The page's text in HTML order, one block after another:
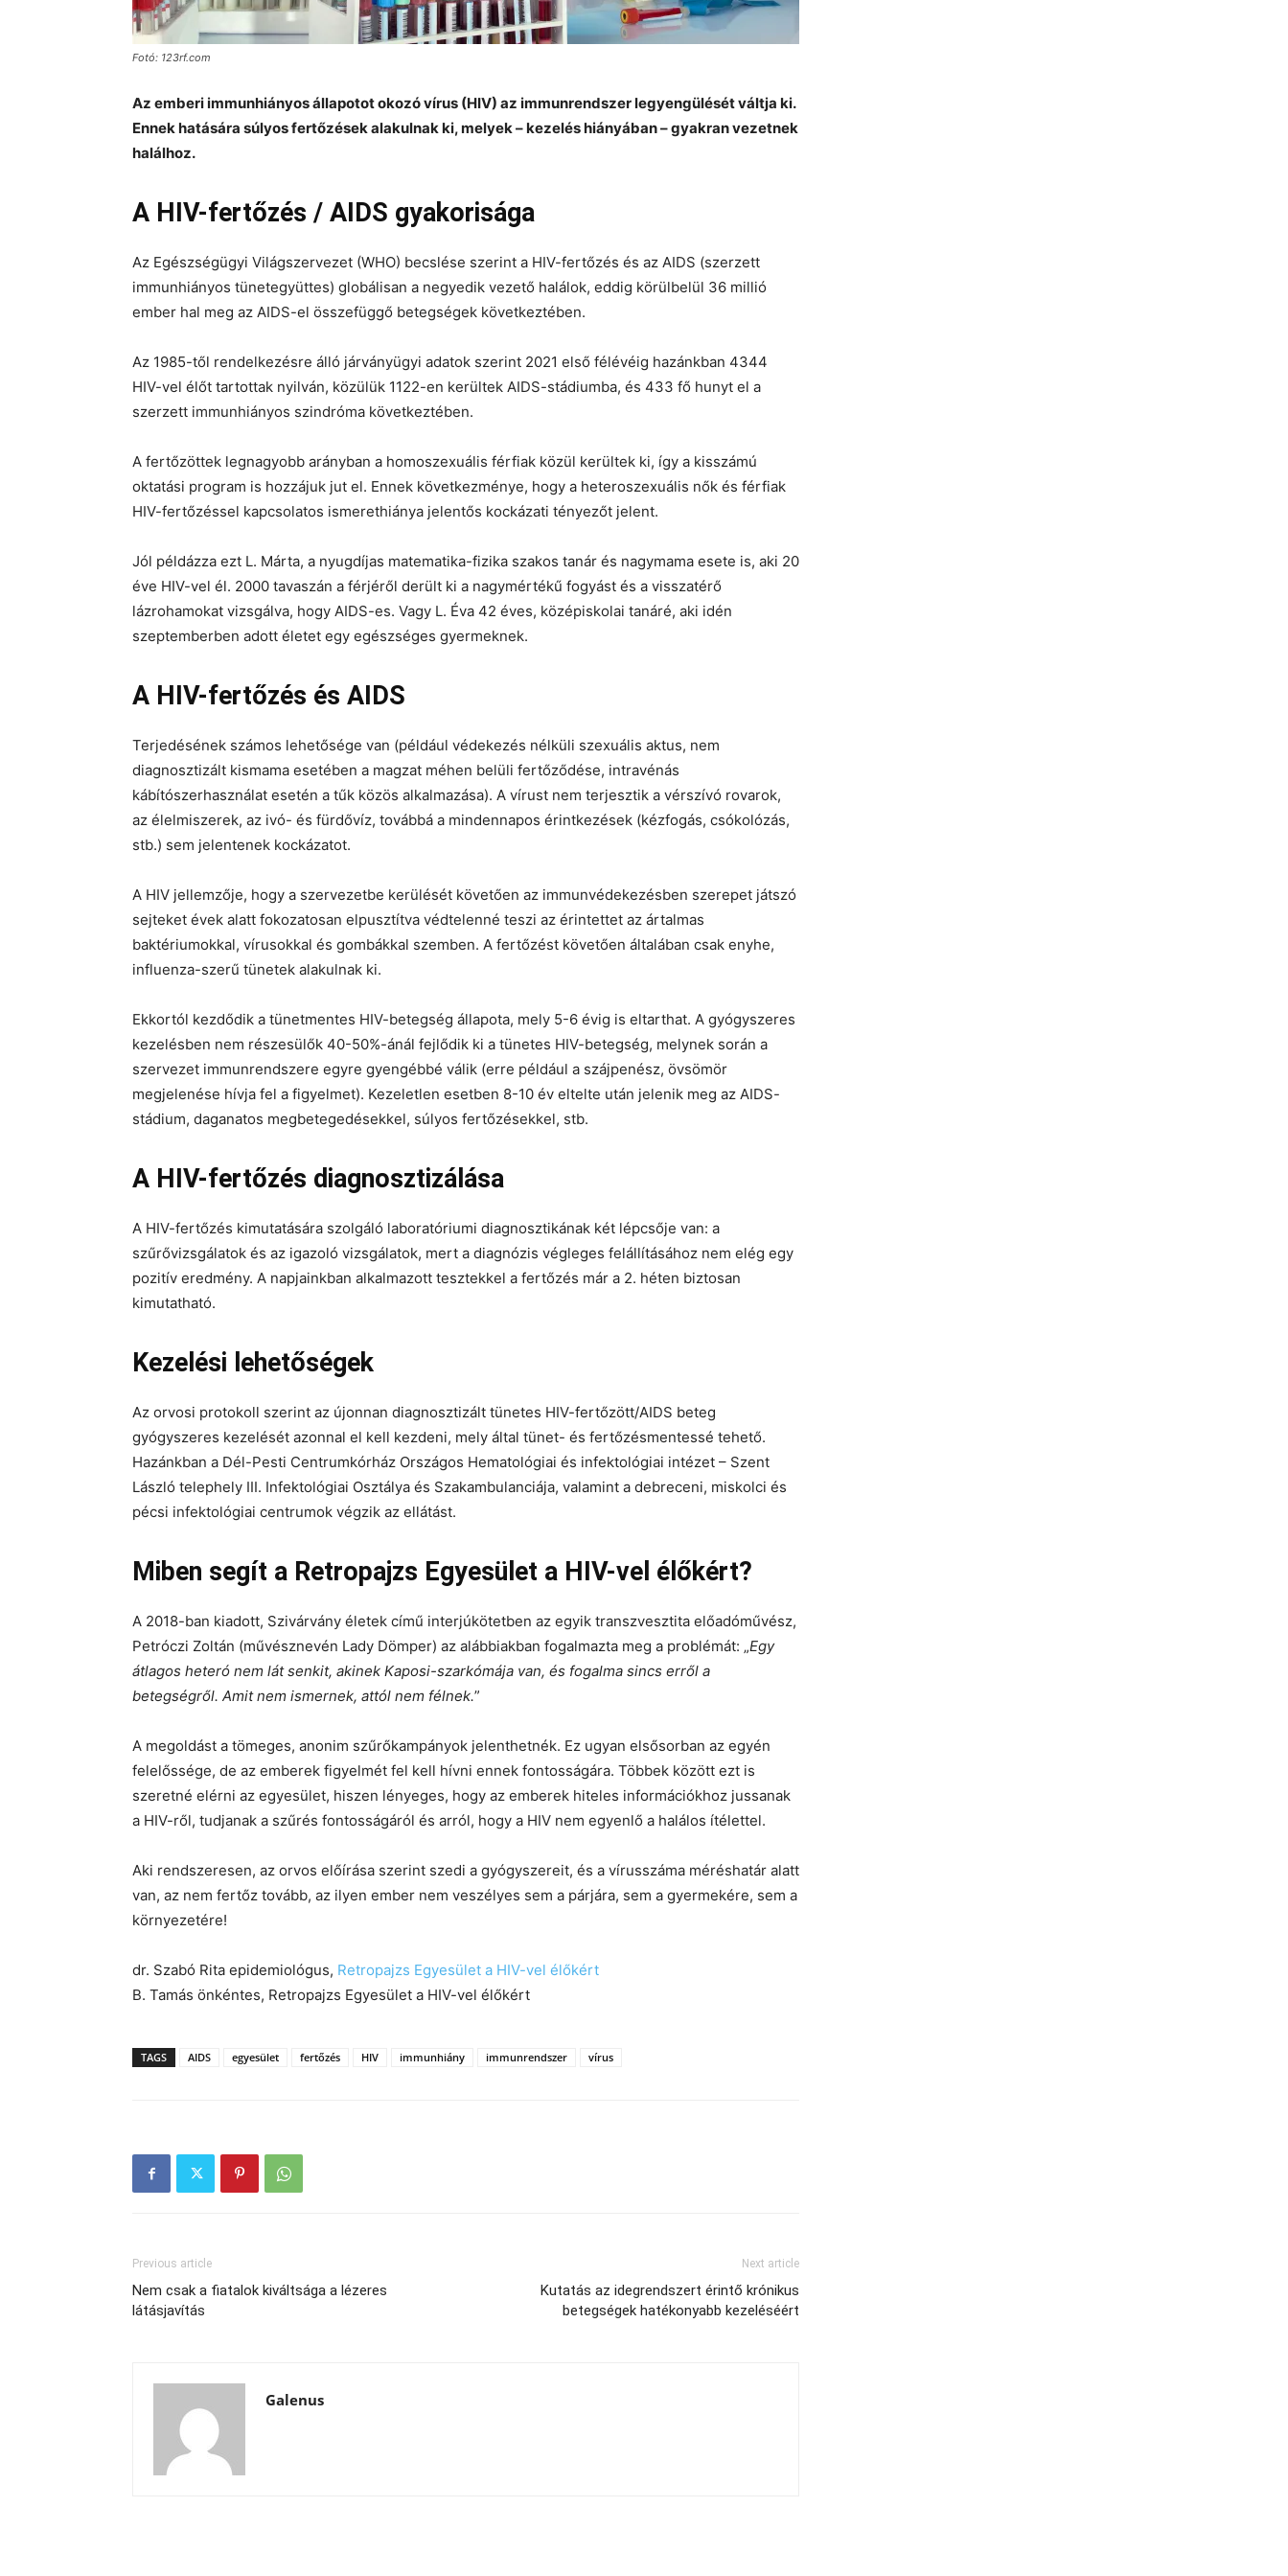
Fotó: 123rf.com
Az emberi immunhiányos állapotot okozó vírus (HIV) az immunrendszer legyengülését váltja ki.
Ennek hatására súlyos fertőzések alakulnak ki, melyek – kezelés hiányában – gyakran vezetnek
halálhoz.
A HIV-fertőzés / AIDS gyakorisága
Az Egészségügyi Világszervezet (WHO) becslése szerint a HIV-fertőzés és az AIDS (szerzett
immunhiányos tünetegyüttes) globálisan a negyedik vezető halálok, eddig körülbelül 36 millió
ember hal meg az AIDS-el összefüggő betegségek következtében.
Az 1985-től rendelkezésre álló járványügyi adatok szerint 2021 első félévéig hazánkban 4344
HIV-vel élőt tartottak nyilván, közülük 1122-en kerültek AIDS-stádiumba, és 433 fő hunyt el a
szerzett immunhiányos szindróma következtében.
A fertőzöttek legnagyobb arányban a homoszexuális férfiak közül kerültek ki, így a kisszámú
oktatási program is hozzájuk jut el. Ennek következménye, hogy a heteroszexuális nők és férfiak
HIV-fertőzéssel kapcsolatos ismerethiánya jelentős kockázati tényezőt jelent.
Jól példázza ezt L. Márta, a nyugdíjas matematika-fizika szakos tanár és nagymama esete is, aki 20
éve HIV-vel él. 2000 tavaszán a férjéről derült ki a nagymértékű fogyást és a visszatérő
lázrohamokat vizsgálva, hogy AIDS-es. Vagy L. Éva 42 éves, középiskolai tanáré, aki idén
szeptemberben adott életet egy egészséges gyermeknek.
A HIV-fertőzés és AIDS
Terjedésének számos lehetősége van (például védekezés nélküli szexuális aktus, nem
diagnosztizált kismama esetében a magzat méhen belüli fertőződése, intravénás
kábítószerhasználat esetén a tűk közös alkalmazása). A vírust nem terjesztik a vérszívó rovarok,
az élelmiszerek, az ivó- és fürdővíz, továbbá a mindennapos érintkezések (kézfogás, csókolózás,
stb.) sem jelentenek kockázatot.
A HIV jellemzője, hogy a szervezetbe kerülését követően az immunvédekezésben szerepet játszó
sejteket évek alatt fokozatosan elpusztítva védtelenné teszi az érintettet az ártalmas
baktériumokkal, vírusokkal és gombákkal szemben. A fertőzést követően általában csak enyhe,
influenza-szerű tünetek alakulnak ki.
Ekkortól kezdődik a tünetmentes HIV-betegség állapota, mely 5-6 évig is eltarthat. A gyógyszeres
kezelésben nem részesülők 40-50%-ánál fejlődik ki a tünetes HIV-betegség, melynek során a
szervezet immunrendszere egyre gyengébbé válik (erre például a szájpenész, övsömör
megjelenése hívja fel a figyelmet). Kezeletlen esetben 8-10 év eltelte után jelenik meg az AIDS-
stádium, daganatos megbetegedésekkel, súlyos fertőzésekkel, stb.
A HIV-fertőzés diagnosztizálása
A HIV-fertőzés kimutatására szolgáló laboratóriumi diagnosztikának két lépcsője van: a
szűrővizsgálatok és az igazoló vizsgálatok, mert a diagnózis végleges felállításához nem elég egy
pozitív eredmény. A napjainkban alkalmazott tesztekkel a fertőzés már a 2. héten biztosan
kimutatható.
Kezelési lehetőségek
Az orvosi protokoll szerint az újonnan diagnosztizált tünetes HIV-fertőzött/AIDS beteg
gyógyszeres kezelését azonnal el kell kezdeni, mely által tünet- és fertőzésmentessé tehető.
Hazánkban a Dél-Pesti Centrumkórház Országos Hematológiai és infektológiai intézet – Szent
László telephely III. Infektológiai Osztálya és Szakambulanciája, valamint a debreceni, miskolci és
pécsi infektológiai centrumok végzik az ellátást.
Miben segít a Retropajzs Egyesület a HIV-vel élőkért?
A 2018-ban kiadott, Szivárvány életek című interjúkötetben az egyik transzvesztita előadóművész,
Petróczi Zoltán (művésznevén Lady Dömper) az alábbiakban fogalmazta meg a problémát: „Egy
átlagos heteró nem lát senkit, akinek Kaposi-szarkómája van, és fogalma sincs erről a
betegségről. Amit nem ismernek, attól nem félnek.”
A megoldást a tömeges, anonim szűrőkampányok jelenthetnék. Ez ugyan elsősorban az egyén
felelőssége, de az emberek figyelmét fel kell hívni ennek fontosságára. Többek között ezt is
szeretné elérni az egyesület, hiszen lényeges, hogy az emberek hiteles információkhoz jussanak
a HIV-ről, tudjanak a szűrés fontosságáról és arról, hogy a HIV nem egyenlő a halálos ítélettel.
Aki rendszeresen, az orvos előírása szerint szedi a gyógyszereit, és a vírusszáma méréshatár alatt
van, az nem fertőz tovább, az ilyen ember nem veszélyes sem a párjára, sem a gyermekére, sem a
környezetére!
dr. Szabó Rita epidemiológus, Retropajzs Egyesület a HIV-vel élőkért
B. Tamás önkéntes, Retropajzs Egyesület a HIV-vel élőkért
TAGS AIDS egyesület fertőzés HIV immunhiány immunrendszer vírus
Previous article
Nem csak a fiatalok kiváltsága a lézeres
látásjavítás
Next article
Kutatás az idegrendszert érintő krónikus
betegségek hatékonyabb kezeléséért
Galenus